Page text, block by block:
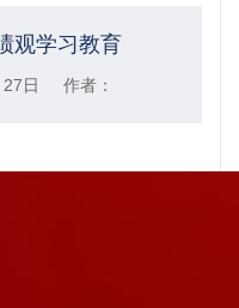
观学习教育
27日 作者：